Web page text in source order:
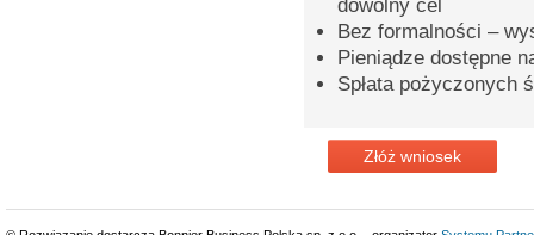
dowolny cel
Bez formalności –
Pieniądze dostępne
Spłata pożyczonych
Złóż wniosek